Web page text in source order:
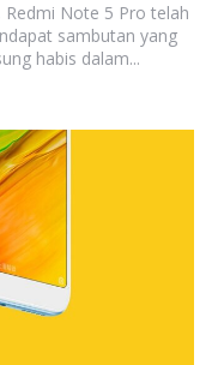
Note 5 Pro telah
sambutan yang
habis dalam...